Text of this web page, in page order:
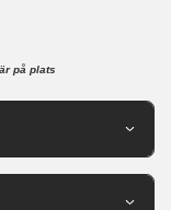
på plats